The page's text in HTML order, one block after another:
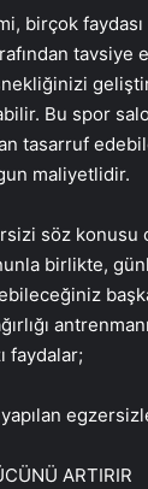
birçok
tavsiye
Bu spor
tasarruf
maliyetlidir.
söz
birlikte,
faydalar;
ARTIRIR